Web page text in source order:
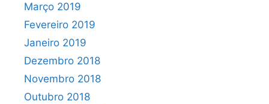
Março 2019
Fevereiro 2019
Janeiro 2019
Dezembro 2018
Novembro 2018
Outubro 2018